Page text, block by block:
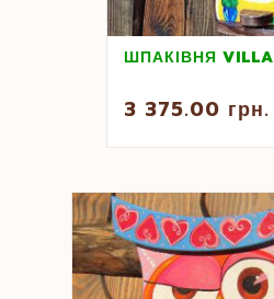
ШПАКІВНЯ VILLA
3 375.00 грн.